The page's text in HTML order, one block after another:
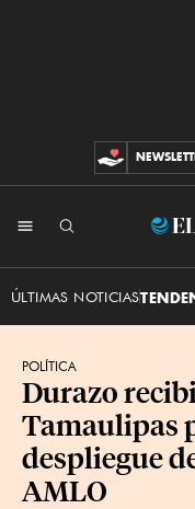
ÚLTIMAS NOTICIAS
POLÍTICA
Durazo
Tamaulipas
despliegue
AMLO